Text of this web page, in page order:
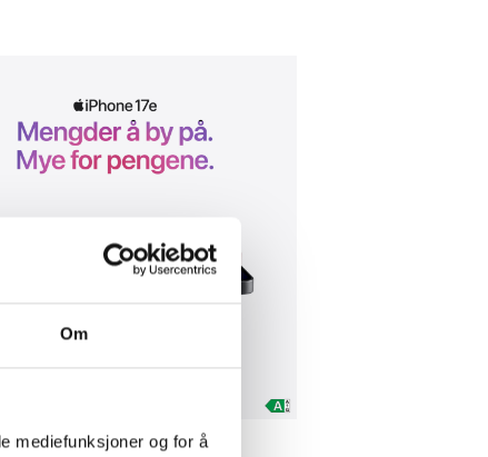
Om
mediefunksjoner og for å